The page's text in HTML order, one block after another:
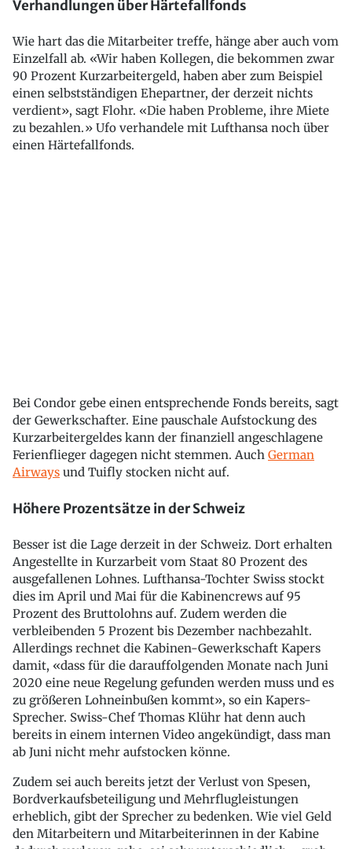
Verhandlungen über Härtefallfonds
Wie hart das die Mitarbeiter treffe, hänge aber auch vom
Einzelfall ab. «Wir haben Kollegen, die bekommen zwar
90 Prozent Kurzarbeitergeld, haben aber zum Beispiel
einen selbstständigen Ehepartner, der derzeit nichts
verdient», sagt Flohr. «Die haben Probleme, ihre Miete
zu bezahlen.» Ufo verhandele mit Lufthansa noch über
einen Härtefallfonds.
Bei Condor gebe einen entsprechende Fonds bereits, sagt
der Gewerkschafter. Eine pauschale Aufstockung des
Kurzarbeitergeldes kann der finanziell angeschlagene
Ferienflieger dagegen nicht stemmen. Auch German
Airways und Tuifly stocken nicht auf.
Höhere Prozentsätze in der Schweiz
Besser ist die Lage derzeit in der Schweiz. Dort erhalten
Angestellte in Kurzarbeit vom Staat 80 Prozent des
ausgefallenen Lohnes. Lufthansa-Tochter Swiss stockt
dies im April und Mai für die Kabinencrews auf 95
Prozent des Bruttolohns auf. Zudem werden die
verbleibenden 5 Prozent bis Dezember nachbezahlt.
Allerdings rechnet die Kabinen-Gewerkschaft Kapers
damit, «dass für die darauffolgenden Monate nach Juni
2020 eine neue Regelung gefunden werden muss und es
zu größeren Lohneinbußen kommt», so ein Kapers-
Sprecher. Swiss-Chef Thomas Klühr hat denn auch
bereits in einem internen Video angekündigt, dass man
ab Juni nicht mehr aufstocken könne.
Zudem sei auch bereits jetzt der Verlust von Spesen,
Bordverkaufsbeteiligung und Mehrflugleistungen
erheblich, gibt der Sprecher zu bedenken. Wie viel Geld
den Mitarbeitern und Mitarbeiterinnen in der Kabine